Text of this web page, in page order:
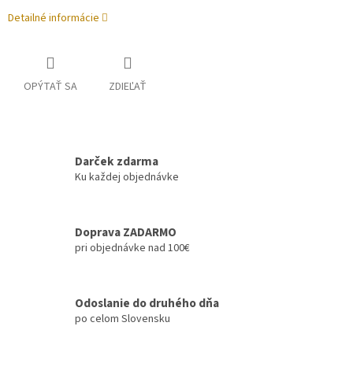
Detailné informácie
OPÝTAŤ SA ZDIEĽAŤ
Darček zdarma
Ku každej objednávke
Doprava ZADARMO
pri objednávke nad 100€
Odoslanie do druhého dňa
po celom Slovensku